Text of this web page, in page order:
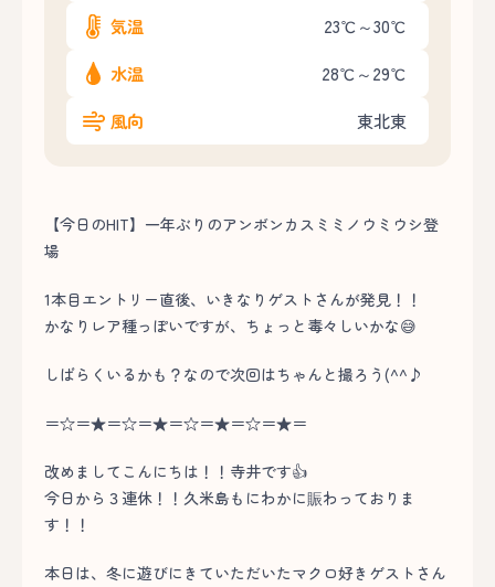
気温 23℃～30℃
水温 28℃～29℃
風向 東北東
【今日のHIT】一年ぶりのアンボンカスミミノウミウシ登
場
1本目エントリー直後、いきなりゲストさんが発見！！
かなりレア種っぽいですが、ちょっと毒々しいかな😅
しばらくいるかも？なので次回はちゃんと撮ろう(^^♪
＝☆＝★＝☆＝★＝☆＝★＝☆＝★＝
改めましてこんにちは！！寺井です👍
今日から３連休！！久米島もにわかに賑わっておりま
す！！
本日は、冬に遊びにきていただいたマクロ好きゲストさん